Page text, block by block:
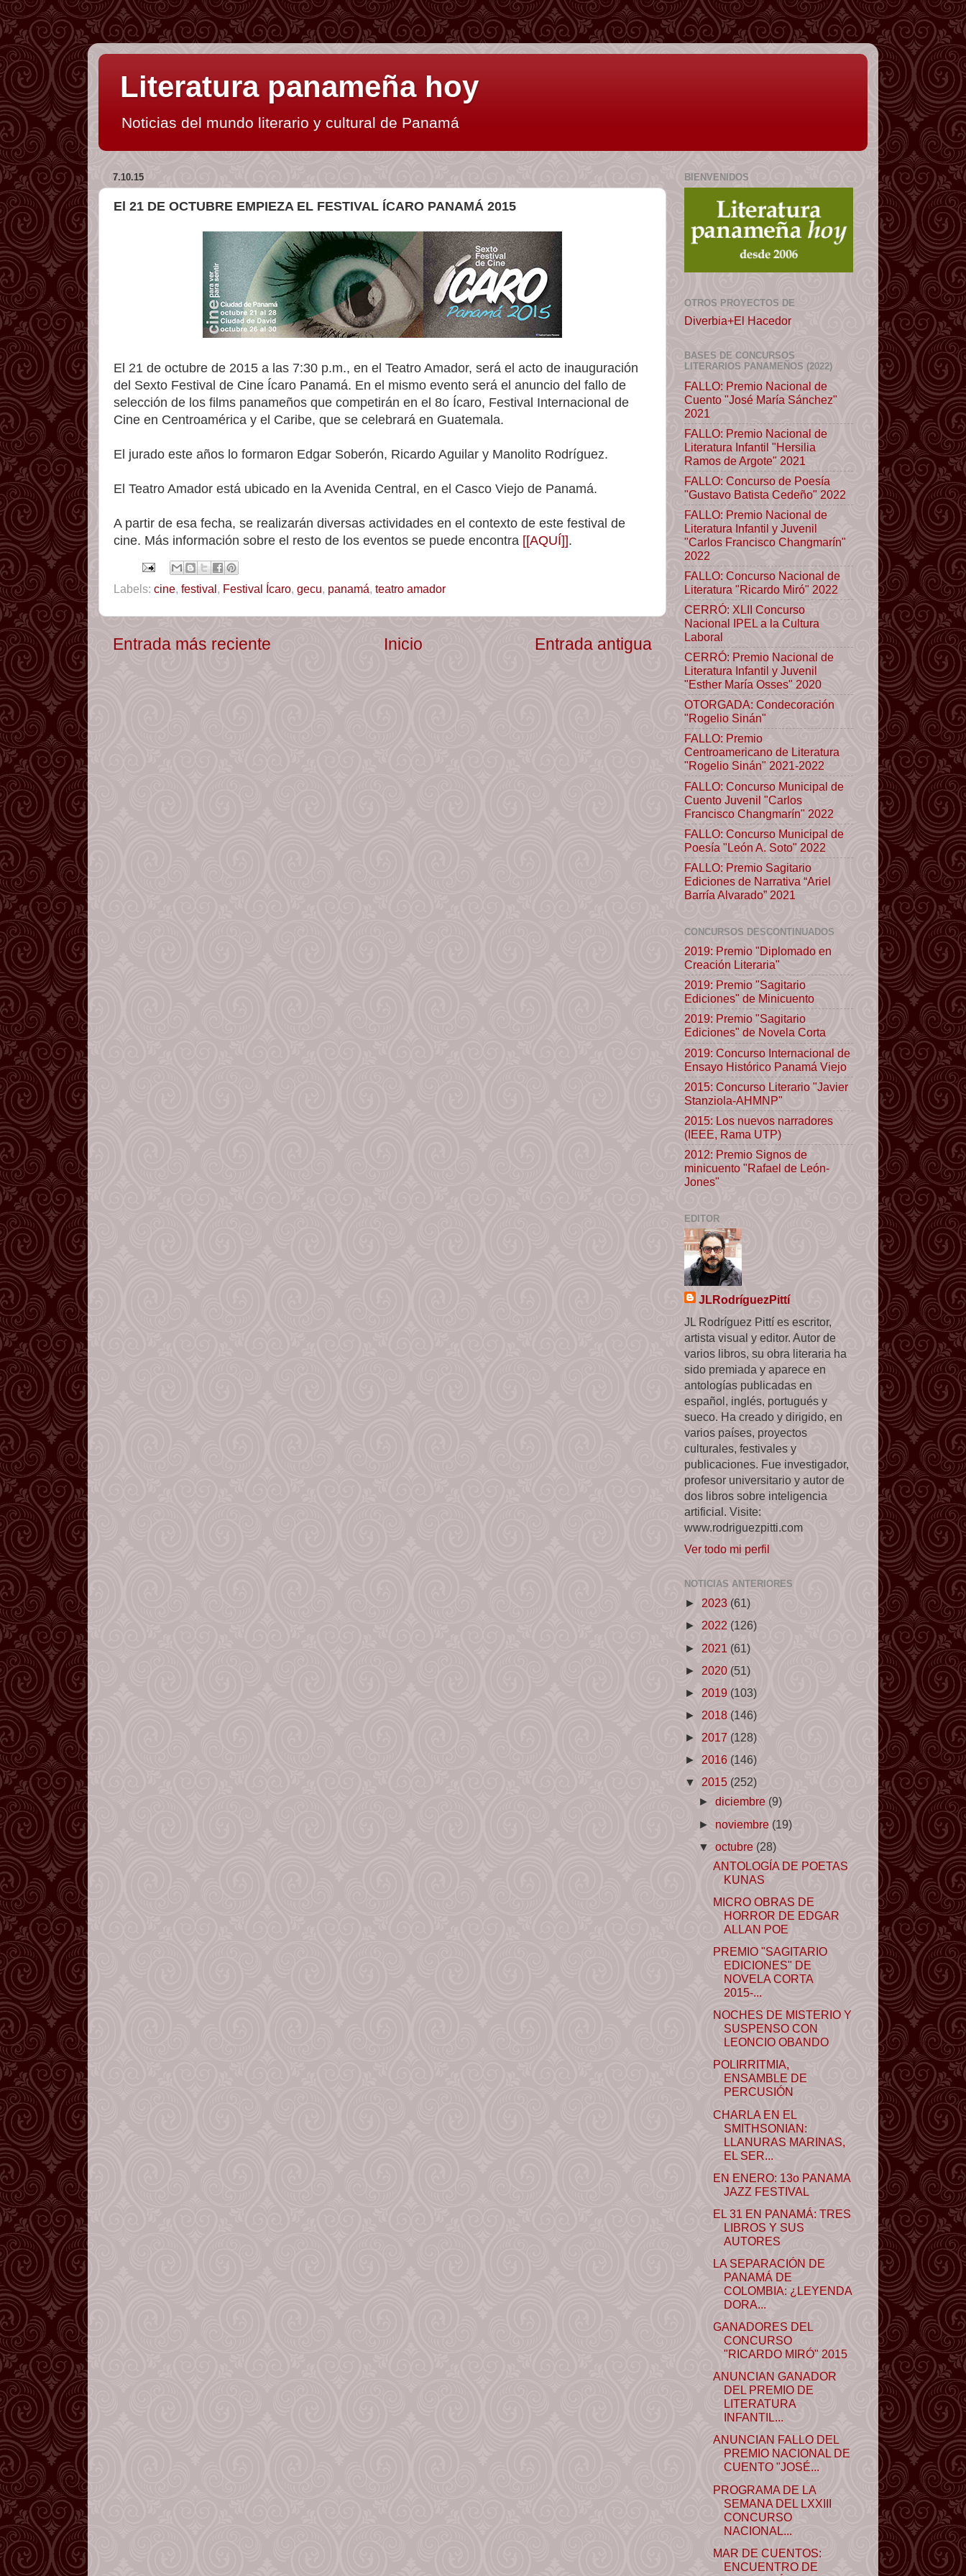
Literatura panameña hoy
Noticias del mundo literario y cultural de Panamá
7.10.15
El 21 DE OCTUBRE EMPIEZA EL FESTIVAL ÍCARO PANAMÁ 2015
El 21 de octubre de 2015 a las 7:30 p.m., en el Teatro Amador, será el acto de inauguración
del Sexto Festival de Cine Ícaro Panamá. En el mismo evento será el anuncio del fallo de
selección de los films panameños que competirán en el 8o Ícaro, Festival Internacional de
Cine en Centroamérica y el Caribe, que se celebrará en Guatemala.
El jurado este años lo formaron Edgar Soberón, Ricardo Aguilar y Manolito Rodríguez.
El Teatro Amador está ubicado en la Avenida Central, en el Casco Viejo de Panamá.
A partir de esa fecha, se realizarán diversas actividades en el contexto de este festival de
cine. Más información sobre el resto de los eventos se puede encontra [[AQUÍ]].
Labels: cine, festival, Festival Ícaro, gecu, panamá, teatro amador
Entrada más reciente Entrada antigua
Inicio
BIENVENIDOS
OTROS PROYECTOS DE
Diverbia+El Hacedor
BASES DE CONCURSOS
LITERARIOS PANAMEÑOS (2022)
FALLO: Premio Nacional de
Cuento "José María Sánchez"
2021
FALLO: Premio Nacional de
Literatura Infantil "Hersilia
Ramos de Argote" 2021
FALLO: Concurso de Poesía
"Gustavo Batista Cedeño" 2022
FALLO: Premio Nacional de
Literatura Infantil y Juvenil
"Carlos Francisco Changmarín"
2022
FALLO: Concurso Nacional de
Literatura "Ricardo Miró" 2022
CERRÓ: XLII Concurso
Nacional IPEL a la Cultura
Laboral
CERRÓ: Premio Nacional de
Literatura Infantil y Juvenil
"Esther María Osses" 2020
OTORGADA: Condecoración
"Rogelio Sinán"
FALLO: Premio
Centroamericano de Literatura
"Rogelio Sinán" 2021-2022
FALLO: Concurso Municipal de
Cuento Juvenil "Carlos
Francisco Changmarín" 2022
FALLO: Concurso Municipal de
Poesía "León A. Soto" 2022
FALLO: Premio Sagitario
Ediciones de Narrativa “Ariel
Barría Alvarado” 2021
CONCURSOS DESCONTINUADOS
2019: Premio "Diplomado en
Creación Literaria"
2019: Premio "Sagitario
Ediciones" de Minicuento
2019: Premio "Sagitario
Ediciones" de Novela Corta
2019: Concurso Internacional de
Ensayo Histórico Panamá Viejo
2015: Concurso Literario "Javier
Stanziola-AHMNP"
2015: Los nuevos narradores
(IEEE, Rama UTP)
2012: Premio Signos de
minicuento "Rafael de León-
Jones"
EDITOR
JLRodríguezPittí
JL Rodríguez Pittí es escritor,
artista visual y editor. Autor de
varios libros, su obra literaria ha
sido premiada y aparece en
antologías publicadas en
español, inglés, portugués y
sueco. Ha creado y dirigido, en
varios países, proyectos
culturales, festivales y
publicaciones. Fue investigador,
profesor universitario y autor de
dos libros sobre inteligencia
artificial. Visite:
www.rodriguezpitti.com
Ver todo mi perfil
NOTICIAS ANTERIORES
► 2023 (61)
► 2022 (126)
► 2021 (61)
► 2020 (51)
► 2019 (103)
► 2018 (146)
► 2017 (128)
► 2016 (146)
▼ 2015 (252)
►diciembre (9)
► noviembre (19)
▼octubre (28)
ANTOLOGÍA DE POETAS
KUNAS
MICRO OBRAS DE
HORROR DE EDGAR
ALLAN POE
PREMIO "SAGITARIO
EDICIONES" DE
NOVELA CORTA
2015-...
NOCHES DE MISTERIO Y
SUSPENSO CON
LEONCIO OBANDO
POLIRRITMIA,
ENSAMBLE DE
PERCUSIÓN
CHARLA EN EL
SMITHSONIAN:
LLANURAS MARINAS,
EL SER...
EN ENERO: 13o PANAMA
JAZZ FESTIVAL
EL 31 EN PANAMÁ: TRES
LIBROS Y SUS
AUTORES
LA SEPARACIÓN DE
PANAMÁ DE
COLOMBIA: ¿LEYENDA
DORA...
GANADORES DEL
CONCURSO
"RICARDO MIRÓ" 2015
ANUNCIAN GANADOR
DEL PREMIO DE
LITERATURA
INFANTIL...
ANUNCIAN FALLO DEL
PREMIO NACIONAL DE
CUENTO "JOSÉ...
PROGRAMA DE LA
SEMANA DEL LXXIII
CONCURSO
NACIONAL...
MAR DE CUENTOS:
ENCUENTRO DE